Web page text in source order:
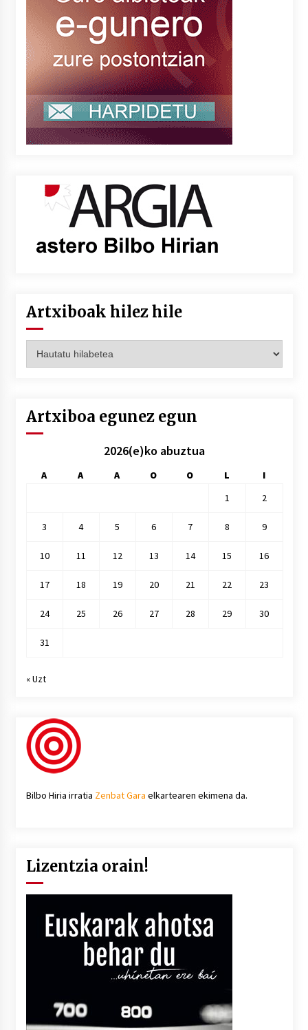
Artxiboak hilez hile
hilez
Artxiboa egunez egun
2026(e)ko abuztua
A A A O O L
I
1
2
3 4 5 6 7 8 9
10 11 12 13 14 15 16
17 18 19 20 21 22 23
24 25 26 27 28 29 30
31
« Uzt
Bilbo Hiria irratia Zenbat Gara elkartearen ekimena da.
Lizentzia orain!